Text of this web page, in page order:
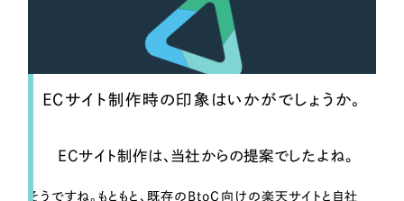
ECサイト制作時の印象はいかがでしょうか。
ECサイト制作は、当社からの提案でしたよね。
そうですね。もともと、既存のBtoC向けの楽天サイトと自社